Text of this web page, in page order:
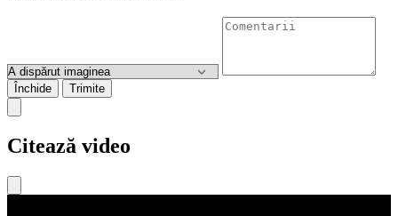
Închide Trimite
Citează video